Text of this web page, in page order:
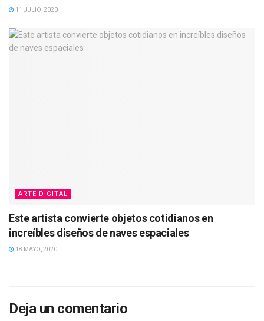
11 JULIO, 2020
ARTE DIGITAL
Este artista convierte objetos cotidianos en
increíbles diseños de naves espaciales
18 MAYO, 2020
Deja un comentario